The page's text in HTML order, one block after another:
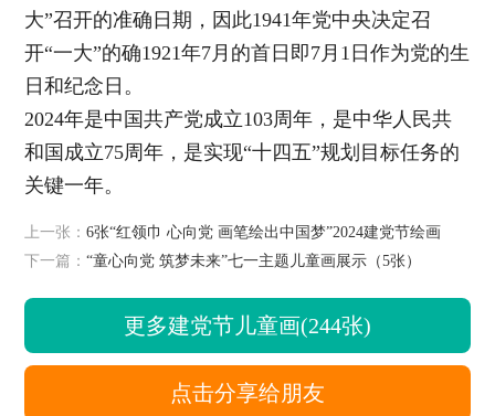
大”召开的准确日期，因此1941年党中央决定召
开“一大”的确1921年7月的首日即7月1日作为党的生
日和纪念日。
2024年是中国共产党成立103周年，是中华人民共
和国成立75周年，是实现“十四五”规划目标任务的
关键一年。
上一张：6张“红领巾 心向党 画笔绘出中国梦”2024建党节绘画
下一篇：“童心向党 筑梦未来”七一主题儿童画展示（5张）
更多建党节儿童画(244张)
点击分享给朋友